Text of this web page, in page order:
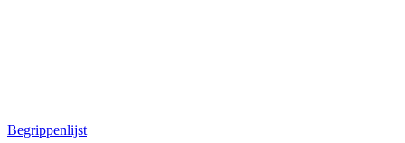
Begrippenlijst